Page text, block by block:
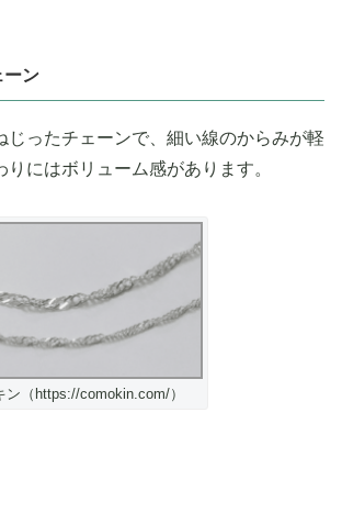
ーン
じったチェーンで、細い線のからみが軽
にはボリューム感があります。
（https://comokin.com/）